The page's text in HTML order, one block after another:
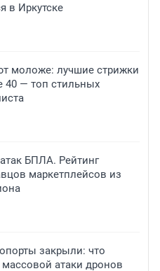
в Иркутске
моложе: лучшие стрижки
— топ стильных
БПЛА. Рейтинг
маркетплейсов из
закрыли: что
атаки дронов